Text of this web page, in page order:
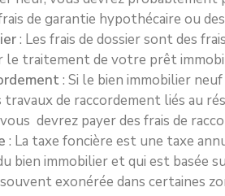
de garantie hypothécaire ou
: Les frais de dossier sont des
le traitement de votre prêt
: Si le bien immobilier
travaux de raccordement liés au
vous devrez payer des frais de
: La taxe foncière est une taxe
bien immobilier et qui est basée
exonérée dans certaines